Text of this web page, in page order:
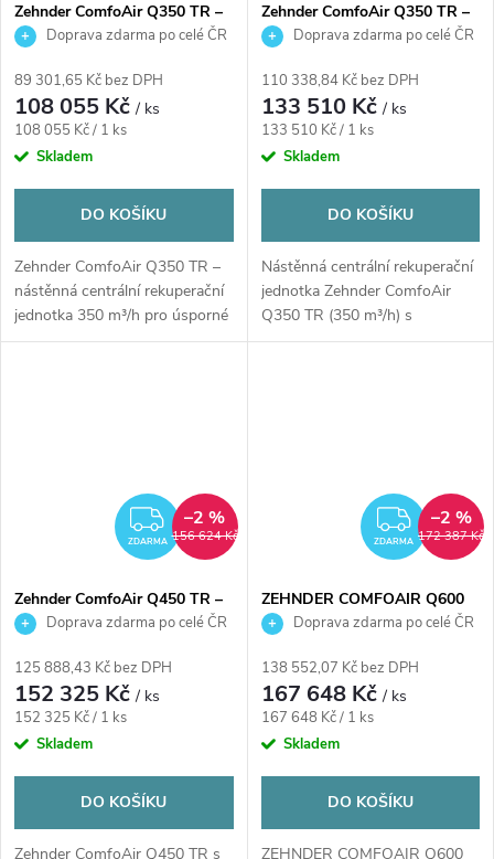
Zehnder ComfoAir Q350 TR –
centrální rekuperační jednotka
Doprava zdarma po celé ČR
89 301,65 Kč bez DPH
108 055 Kč/ ks
Měrná
cena:
108 055 Kč / 1 ks
Skladem
DO KOŠÍKU
Zehnder ComfoAir Q350 TR –
nástěnná centrální rekuperační
jednotka 350 m³/h pro úsporné
a zdravé...
Zehnder ComfoAir Q350 TR –
centrální rekuperační jednotka
výměník
Doprava zdarma po celé ČR
110 338,84 Kč bez DPH
133 510 Kč/ ks
Měrná
cena:
133 510 Kč / 1 ks
Skladem
DO KOŠÍKU
Nástěnná centrální rekuperační
jednotka Zehnder ComfoAir
Q350 TR (350 m³/h) s
entalpickým...
ZDARMA
ZDARMA 156 624 Kč
–2 %
Zehnder ComfoAir Q450 TR –
centrální rekuperační jednotka
výměník
Doprava zdarma po celé ČR
125 888,43 Kč bez DPH
152 325 Kč/ ks
Měrná
cena:
152 325 Kč / 1 ks
Skladem
DO KOŠÍKU
Zehnder ComfoAir Q450 TR s
ZDARMA 172 387 Kč
–2 %
ZEHNDER COMFOAIR Q600
ST větrací jednotka 600m3/h s
Doprava zdarma po celé ČR
138 552,07 Kč bez DPH
167 648 Kč/ ks
Měrná
cena:
167 648 Kč / 1 ks
Skladem
DO KOŠÍKU
ZEHNDER COMFOAIR Q600